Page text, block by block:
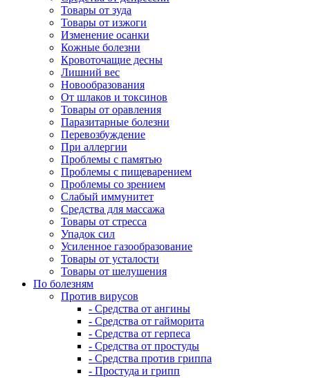
Товары от зуда
Товары от изжоги
Изменение осанки
Кожные болезни
Кровоточащие десны
Лишний вес
Новообразования
От шлаков и токсинов
Товары от оравления
Паразитарные болезни
Перевозбуждение
При аллергии
Проблемы с памятью
Проблемы с пищеварением
Проблемы со зрением
Слабый иммунитет
Средства для массажа
Товары от стресса
Упадок сил
Усиленное газообразование
Товары от усталости
Товары от шелушения
По болезням
Против вирусов
- Средства от ангины
- Средства от гайморита
- Средства от герпеса
- Средства от простуды
- Средства против гриппа
- Простуда и грипп